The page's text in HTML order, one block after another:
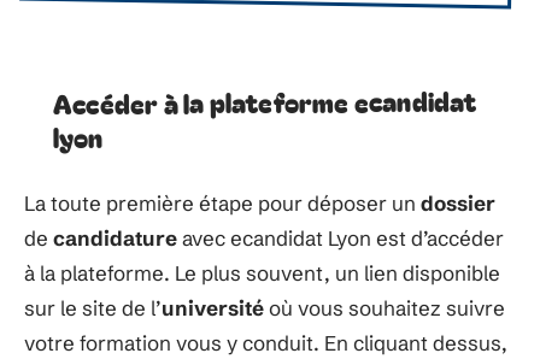
Accéder à la plateforme ecandidat
lyon
La toute première étape pour déposer un dossier
de candidatureavec ecandidat Lyon est d’accéder
à la plateforme. Le plus souvent, un lien disponible
sur le site de l’universitéoù vous souhaitez suivre
votre formation vous y conduit. En cliquant dessus,